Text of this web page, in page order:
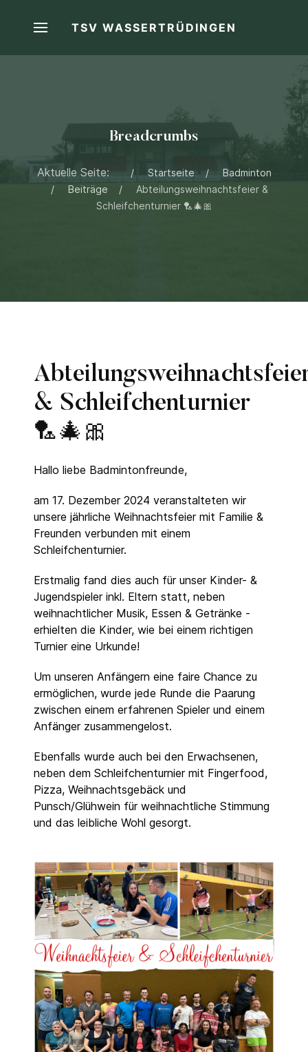
TSV WASSERTRÜDINGEN
Breadcrumbs
Aktuelle Seite: Startseite
Badminton
Beiträge
Abteilungsweihnachtsfeier &
Schleifchenturnier 🏸🎄🎀
& Schleifchenturnier
🏸🎄🎀
Hallo liebe Badmintonfreunde,
am 17. Dezember 2024 veranstalteten wir
unsere jährliche Weihnachtsfeier mit Familie &
Freunden verbunden mit einem
Schleifchenturnier.
Erstmalig fand dies auch für unser Kinder- &
Jugendspieler inkl. Eltern statt, neben
weihnachtlicher Musik, Essen & Getränke -
erhielten die Kinder, wie bei einem richtigen
Turnier eine Urkunde!
Um unseren Anfängern eine faire Chance zu
ermöglichen, wurde jede Runde die Paarung
zwischen einem erfahrenen Spieler und einem
Anfänger zusammengelost.
Ebenfalls wurde auch bei den Erwachsenen,
neben dem Schleifchenturnier mit Fingerfood,
Pizza, Weihnachtsgebäck und
Punsch/Glühwein für weihnachtliche Stimmung
und das leibliche Wohl gesorgt.